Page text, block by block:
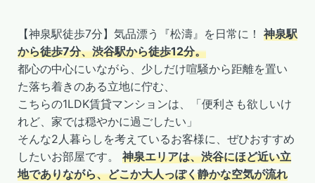
【神泉駅徒歩7分】気品漂う『松濤』を日常に！ 神泉駅
から徒歩7分、渋谷駅から徒歩12分。
都心の中心にいながら、少しだけ喧騒から距離を置い
た落ち着きのある立地に佇む、
こちらの1LDK賃貸マンションは、「便利さも欲しいけ
れど、家では穏やかに過ごしたい」
そんな2人暮らしを考えているお客様に、ぜひおすすめ
したいお部屋です。 神泉エリアは、渋谷にほど近い立
地でありながら、どこか大人っぽく静かな空気が流れ